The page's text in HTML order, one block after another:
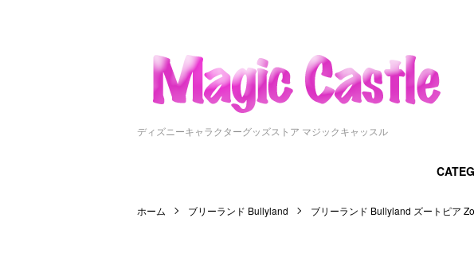
ディズニーキャラクターグッズストア マジックキャッスル
ホーム ブリーランド Bullyland ブリーランド Bullyland ズートピア